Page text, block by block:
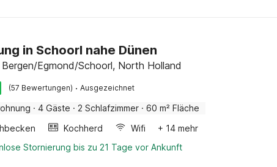
in Schoorl nahe Dünen
Egmond/Schoorl, North Holland
(57 Bewertungen) · Ausgezeichnet
· 4 Gäste · 2 Schlafzimmer · 60 m² Fläche
Kochherd Wifi
+ 14 mehr
Stornierung bis zu 21 Tage vor Ankunft